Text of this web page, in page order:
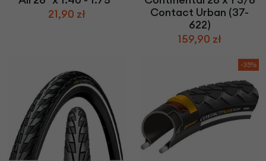
21,90 zł
Contact Urban (37-
622)
159,90 zł
-35%